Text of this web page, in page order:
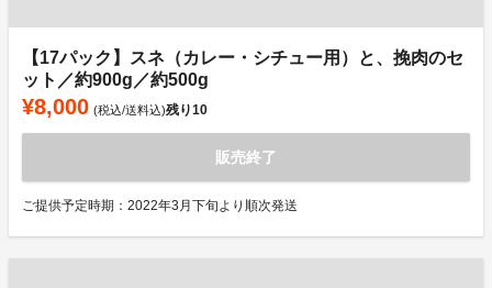
【17パック】スネ（カレー・シチュー用）と、挽肉のセ
ット／約900g／約500g
¥8,000 (税込/送料込)残り10
販売終了
ご提供予定時期：2022年3月下旬より順次発送